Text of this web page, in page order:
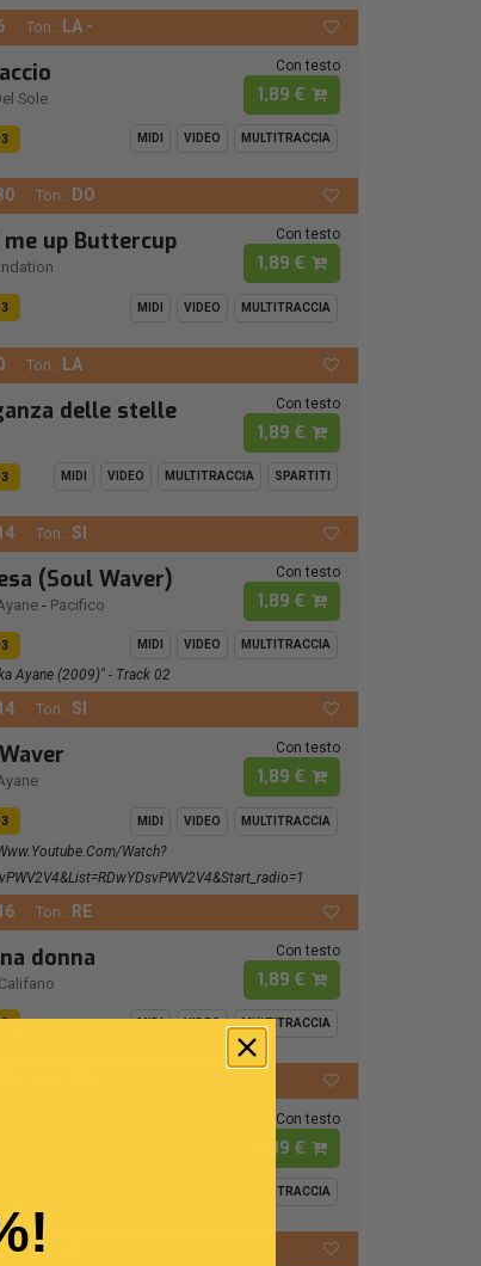
Ton.: LA -
Sole
Con testo
1,89 €
MIDI VIDEO MULTITRACCIA
Ton.: DO
up Buttercup Con testo
1,89 €
MIDI VIDEO MULTITRACCIA
Ton.: LA
delle stelle Con testo
1,89 €
MIDI VIDEO MULTITRACCIA SPARTITI
Ton.: SI
(Soul Waver)
- Pacifico
Con testo
1,89 €
MIDI VIDEO MULTITRACCIA
Ayane (2009)" - Track 02
Ton.: SI
Con testo
1,89 €
MIDI VIDEO MULTITRACCIA
watch?
Ton.: RE
donna Con testo
1,89 €
MIDI VIDEO MULTITRACCIA
Con testo
1,89 €
MULTITRACCIA
Ton.: